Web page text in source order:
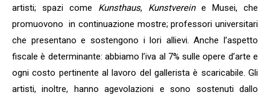
artisti; spazi come Kunsthaus, Kunstvereine Musei, che
promuovono in continuazione mostre; professori universitari
che presentano e sostengono i lori allievi. Anche l’aspetto
fiscale è determinante: abbiamo l’iva al 7% sulle opere d’arte e
ogni costo pertinente al lavoro del gallerista è scaricabile. Gli
artisti, inoltre, hanno agevolazioni e sono sostenuti dallo